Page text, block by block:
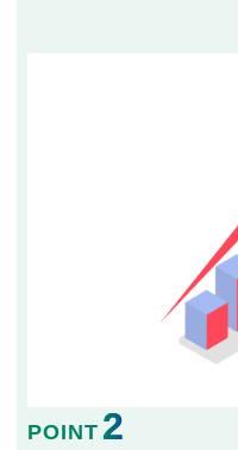
POINT 2